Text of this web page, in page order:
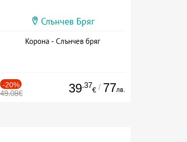
Слънчев Бряг
Корона - Слънчев бряг
-20%
49.08€ 39.37
€ / 77лв.